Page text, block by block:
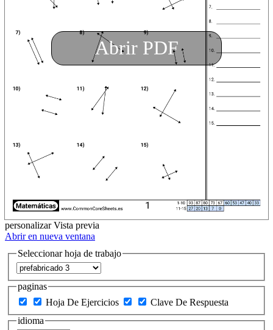
Abrir PDF
personalizar Vista previa
Abrir en nueva ventana
Seleccionar hoja de trabajo
paginas
Hoja De Ejercicios
Clave De Respuesta
idioma